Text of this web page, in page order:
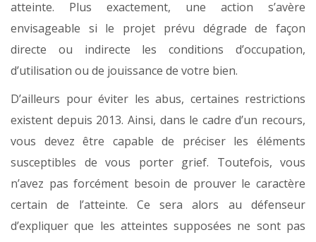
atteinte. Plus exactement, une action s’avère
envisageable si le projet prévu dégrade de façon
directe ou indirecte les conditions d’occupation,
d’utilisation ou de jouissance de votre bien.
D’ailleurs pour éviter les abus, certaines restrictions
existent depuis 2013. Ainsi, dans le cadre d’un recours,
vous devez être capable de préciser les éléments
susceptibles de vous porter grief. Toutefois, vous
n’avez pas forcément besoin de prouver le caractère
certain de l’atteinte. Ce sera alors au défenseur
d’expliquer que les atteintes supposées ne sont pas